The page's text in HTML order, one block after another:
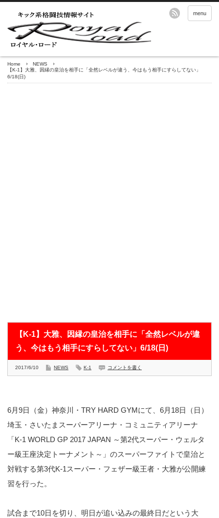
menu
Home
NEWS
【K-1】大雅、因縁の皇治を相手に「全然レベルが違う、今はもう相手にすらしてない」
6/18(日)
【K-1】大雅、因縁の皇治を相手に「全然レベルが違
う、今はもう相手にすらしてない」6/18(日)
2017/6/10 NEWS K-1 コメントを書く
6月9日（金）神奈川・TRY HARD GYMにて、6月18日（日）
埼玉・さいたまスーパーアリーナ・コミュニティアリーナ
「K-1 WORLD GP 2017 JAPAN ～第2代スーパー・ウェルタ
ー級王座決定トーナメント～」のスーパーファイトで皇治と
対戦する第3代K-1スーパー・フェザー級王者・大雅が公開練
習を行った。
試合まで10日を切り、明日が追い込みの最終日だという大